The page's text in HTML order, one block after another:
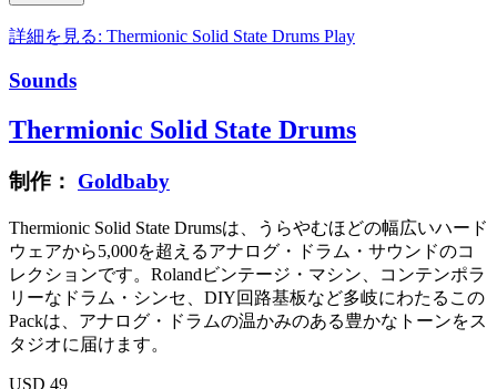
詳細を見る: Thermionic Solid State Drums Play
Sounds
Thermionic Solid State Drums
制作： Goldbaby
Thermionic Solid State Drumsは、うらやむほどの幅広いハード
ウェアから5,000を超えるアナログ・ドラム・サウンドのコ
レクションです。Rolandビンテージ・マシン、コンテンポラ
リーなドラム・シンセ、DIY回路基板など多岐にわたるこの
Packは、アナログ・ドラムの温かみのある豊かなトーンをス
タジオに届けます。
USD 49